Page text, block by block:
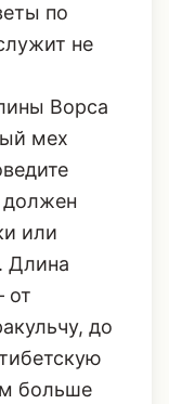
по
не
Ворса
мех
должен
или
Длина
от
до
больше